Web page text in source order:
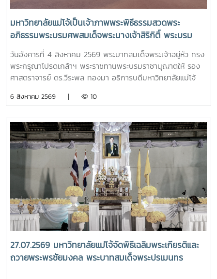
มหาวิทยาลัยแม่โจ้เป็นเจ้าภาพพระพิธีธรรมสวดพระ
อภิธรรมพระบรมศพสมเด็จพระนางเจ้าสิริกิติ์ พระบรม
ราชินีนาถ พระบรมราชชนนีพันปีหลวง พร้อมเข้ากราบ
ถวายบังคมพระศพ สมเด็จพระเจ้าลูกเธอ เจ้าฟ้าพัชรกิติยา
ภา นเรนทิราเทพยวดี กรมหลวงราชสาริณีสิริพัชร มหา
วันอังคารที่ 4 สิงหาคม 2569 พระบาทสมเด็จพระเจ้าอยู่หัว ทรง
พระกรุณาโปรดเกล้าฯ พระราชทานพระบรมราชานุญาตให้ รอง
ศาสตราจารย์ ดร.วีระพล ทองมา อธิการบดีมหาวิทยาลัยแม่โจ้
บุคลากร รวมจำนวน 25 คน เป็นเจ้าภาพพระพิธีธรรมสวดพระ
พระบรมราชชนนีพันปีหลวง ณ พระที่นั่งดุสิตมหาปราสาท
พระบรมมหาราชวัง และเข้ากราบถวายบังคมพระศพสมเด็จ
พระเจ้าลูกเธอ เจ้าฟ้าพัชรกิติยาภา นเรนทิราเทพยวดี กรมหลวง
ราชสาริณีสิริพัชร มหาวัชรราชธิดา ณ พระที่นั่งพิมานรัตยา
พระบรมมหาราชวังการเข้าร่วมพิธีในครั้งนี้ นับเป็นพระ
มหากรุณาธิคุณล้นเกล้าล้นกระหม่อมแก่คณะผู้บริหาร
มหาวิทยาลัย สมาคมศิษย์เก่า และบุคลากร มหาวิทยาลัยแม่โจ้ที่ได้
ร่วมแสดงความจงรักภักดี ถวายความอาลัยและน้อมรำลึกในพระ
มหากรุณาธิคุณอย่างหาที่สุดมิได้
6 สิงหาคม 2569 | 10
27.07.2569 มหาวิทยาลัยแม่โจ้จัดพิธีเฉลิมพระเกียรติและ
ถวายพระพรชัยมงคล พระบาทสมเด็จพระปรเมนทร